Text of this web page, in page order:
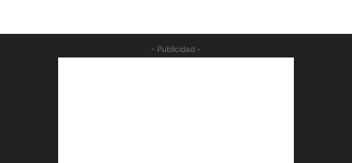
- Publicidad -